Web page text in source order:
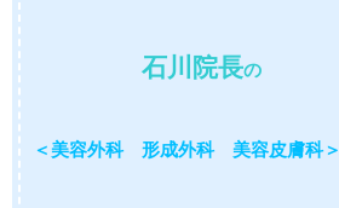
石川院長の
＜美容外科 形成外科 美容皮膚科＞